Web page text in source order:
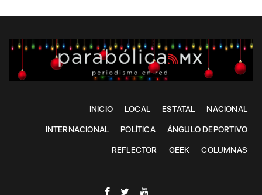
INICIO LOCAL ESTATAL NACIONAL
INTERNACIONAL POLÍTICA ÁNGULO DEPORTIVO
REFLECTOR GEEK COLUMNAS